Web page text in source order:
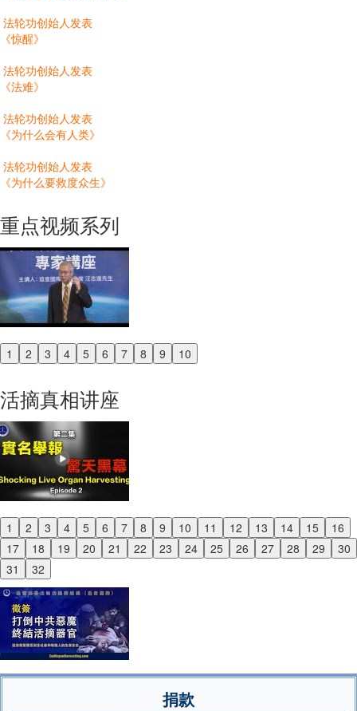
法轮功创始人发表
《惊醒》
法轮功创始人发表
《法难》
法轮功创始人发表
《为什么会有人类》
法轮功创始人发表
《为什么要救度众生》
重点视频系列
1 2 3 4 5 6 7 8 9 10
Previous
活摘真相讲座
1 2 3 4 5 6 7 8 9 10 11 12 13 14 15
16
17
18 19 20 21 22 23 24 25 26 27 28 29
30
31
32
Previous
Next
捐款